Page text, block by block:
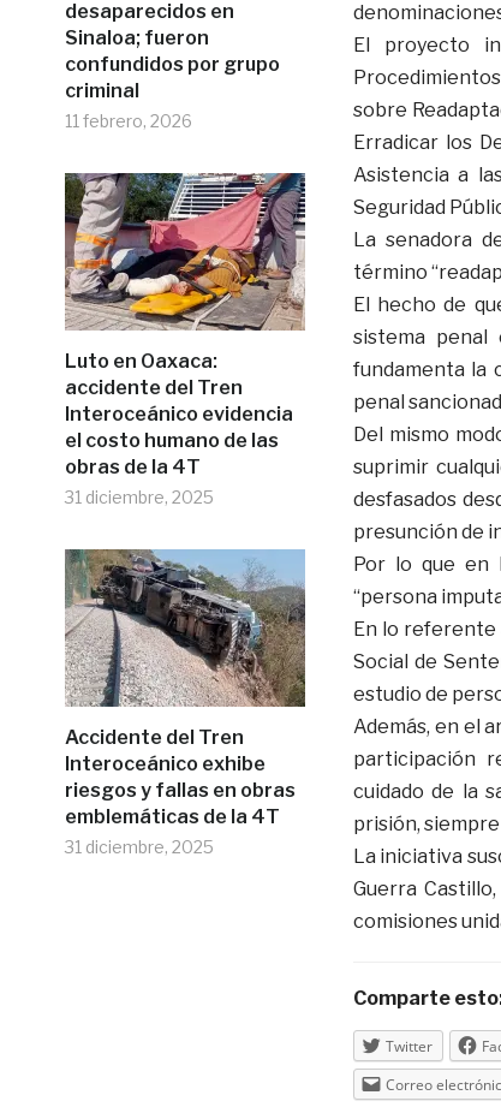
desaparecidos en
Sinaloa; fueron
confundidos por grupo
criminal
11 febrero, 2026
Luto en Oaxaca:
accidente del Tren
Interoceánico evidencia
el costo humano de las
obras de la 4T
31 diciembre, 2025
Accidente del Tren
Interoceánico exhibe
riesgos y fallas en obras
emblemáticas de la 4T
31 diciembre, 2025
El proyecto
Procedimientos
sobre
Erradicar los
Asistencia a
Seguridad
La senadora
término
El hecho de
sistema penal
fundamenta la
penal
Del mismo
suprimir
desfasados
presunción de
Por lo que en
“persona
En lo referente
Social de
estudio de
Además, en el
participación
cuidado de la
prisión,
La iniciativa
Guerra
comisiones
Comparte
Twitter
Correo